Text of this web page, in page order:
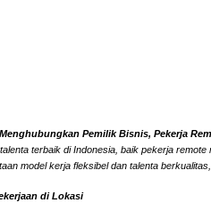
Pemilik Bisnis, Pekerja
terbaik di Indonesia, baik pekerja
model kerja fleksibel dan talenta
di Lokasi